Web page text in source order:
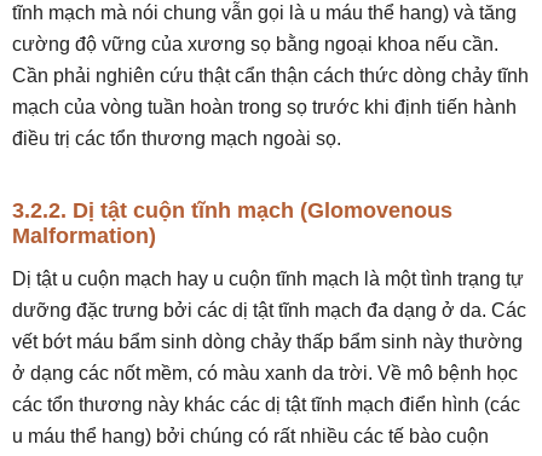
tĩnh mạch mà nói chung vẫn gọi là u máu thể hang) và tăng
cường độ vững của xương sọ bằng ngoại khoa nếu cần.
Cần phải nghiên cứu thật cẩn thận cách thức dòng chảy tĩnh
mạch của vòng tuần hoàn trong sọ trước khi định tiến hành
điều trị các tổn thương mạch ngoài sọ.
3.2.2. Dị tật cuộn tĩnh mạch (Glomovenous
Malformation)
Dị tật u cuộn mạch hay u cuộn tĩnh mạch là một tình trạng tự
dưỡng đặc trưng bởi các dị tật tĩnh mạch đa dạng ở da. Các
vết bớt máu bẩm sinh dòng chảy thấp bẩm sinh này thường
ở dạng các nốt mềm, có màu xanh da trời. Về mô bệnh học
các tổn thương này khác các dị tật tĩnh mạch điển hình (các
u máu thể hang) bởi chúng có rất nhiều các tế bào cuộn